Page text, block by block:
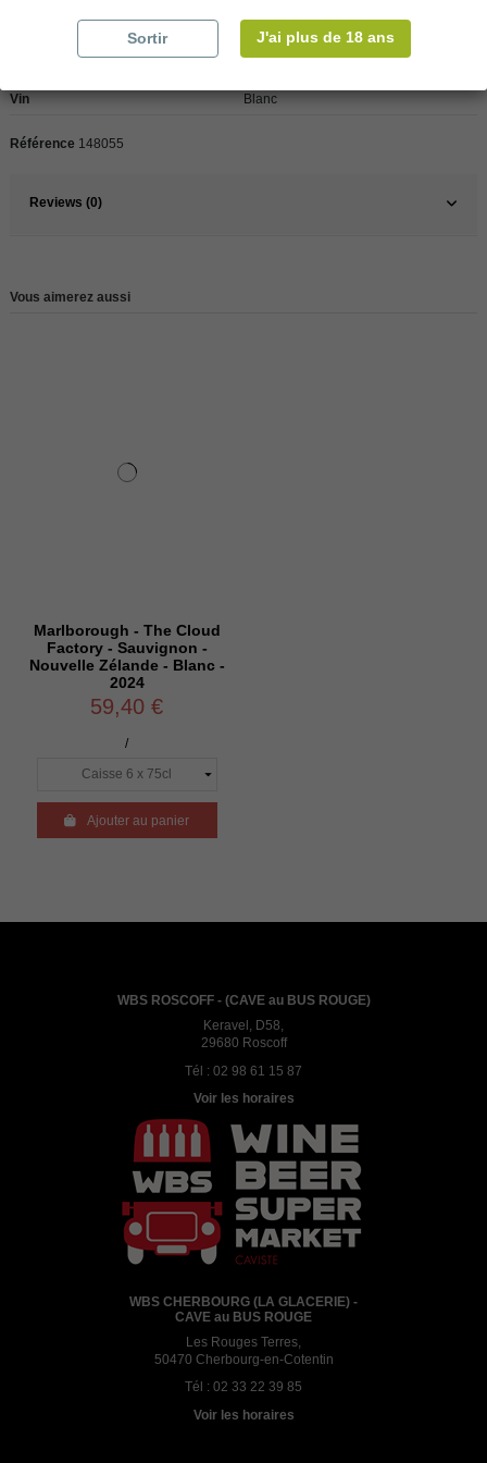
Vin Blanc
Référence 148055
Reviews (0)
Vous aimerez aussi
Marlborough - The Cloud
Factory - Sauvignon -
Nouvelle Zélande - Blanc -
2024
59,40 €
/
Ajouter au panier
WBS ROSCOFF - (CAVE au BUS ROUGE)
Keravel, D58,
29680 Roscoff
Tél : 02 98 61 15 87
Voir les horaires
WBS CHERBOURG (LA GLACERIE) -
CAVE au BUS ROUGE
Les Rouges Terres,
50470 Cherbourg-en-Cotentin
Tél : 02 33 22 39 85
Voir les horaires
Sortir J'ai plus de 18 ans